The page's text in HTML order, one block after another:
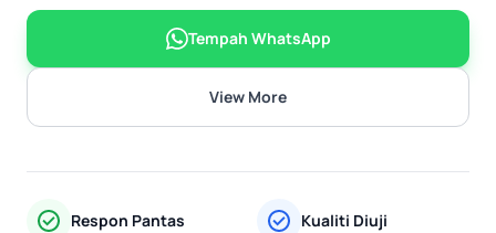
Tempah WhatsApp
View More
Respon Pantas Kualiti Diuji